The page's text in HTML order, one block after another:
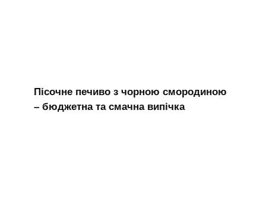
Пісочне печиво з чорною смородиною
– бюджетна та смачна випічка